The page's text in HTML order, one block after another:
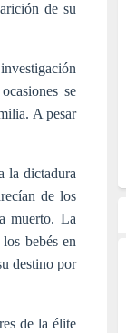
de su
se
A pesar
la dictadura
de los
muerto. La
bebés en
destino por
de la élite